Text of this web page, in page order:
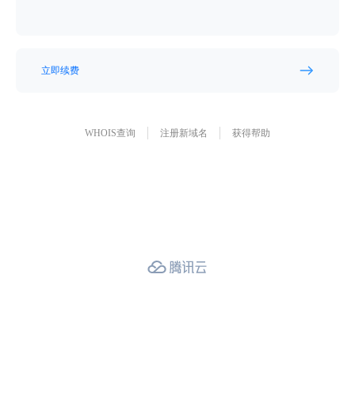
立即续费
WHOIS查询 注册新域名 获得帮助